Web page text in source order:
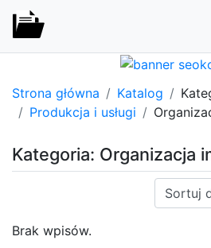
Strona główna Katalog
Produkcja i usługi
Kategoria: Organizacja
Sortuj:
Brak wpisów.